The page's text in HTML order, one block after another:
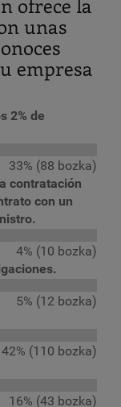
unas
empresa
2% de
33% (88 bozka)
contratación
con un
4% (10 bozka)
5% (12 bozka)
42% (110 bozka)
16% (43 bozka)